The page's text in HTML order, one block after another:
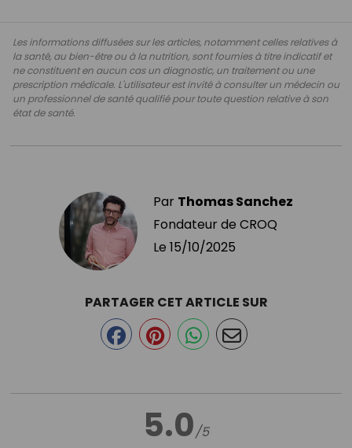
Les informations diffusées sur les articles, notamment celles relatives à
la santé, au bien-être ou à la nutrition, sont fournies à titre indicatif et
ne constituent en aucun cas un diagnostic, un traitement ou une
prescription médicale. L'utilisateur est invité à consulter un médecin ou
un professionnel de santé qualifié pour toute question relative à son
état de santé.
Par Thomas Sanchez
Fondateur de CROQ
Le 15/10/2025
5.0/5
PARTAGER CET ARTICLE SUR